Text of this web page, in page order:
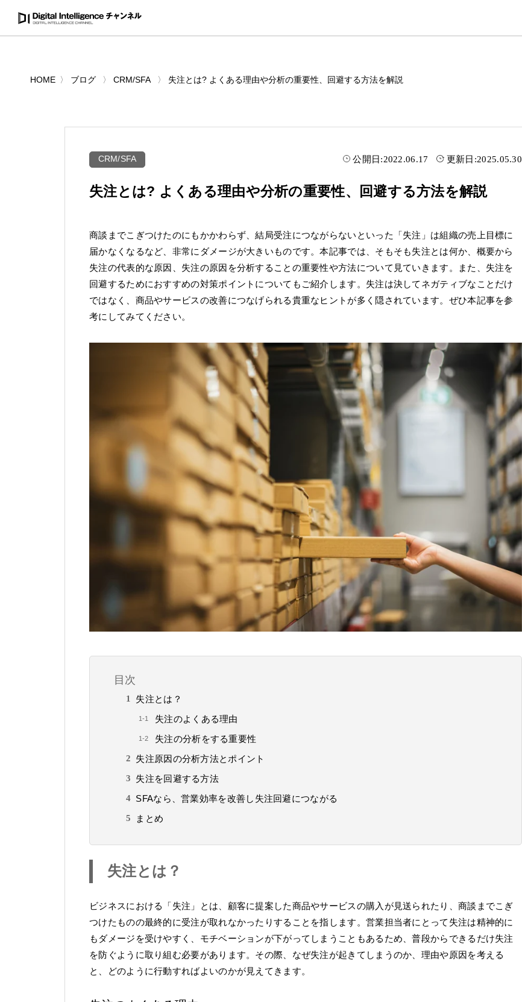
HOME ブログ CRM/SFA 失注とは? よくある理由や分析の重要性、回避する方法を解説
CRM/SFA 公開日:2022.06.17 更新日:2025.05.30
失注とは? よくある理由や分析の重要性、回避する方法を解説
商談までこぎつけたのにもかかわらず、結局受注につながらないといった「失注」は組織の売上目標に
届かなくなるなど、非常にダメージが大きいものです。本記事では、そもそも失注とは何か、概要から
失注の代表的な原因、失注の原因を分析することの重要性や方法について見ていきます。また、失注を
回避するためにおすすめの対策ポイントについてもご紹介します。失注は決してネガティブなことだけ
ではなく、商品やサービスの改善につなげられる貴重なヒントが多く隠されています。ぜひ本記事を参
考にしてみてください。
目次
失注とは？
失注のよくある理由
失注の分析をする重要性
失注原因の分析方法とポイント
失注を回避する方法
SFAなら、営業効率を改善し失注回避につながる
まとめ
失注とは？
ビジネスにおける「失注」とは、顧客に提案した商品やサービスの購入が見送られたり、商談までこぎ
つけたものの最終的に受注が取れなかったりすることを指します。営業担当者にとって失注は精神的に
もダメージを受けやすく、モチベーションが下がってしまうこともあるため、普段からできるだけ失注
を防ぐように取り組む必要があります。その際、なぜ失注が起きてしまうのか、理由や原因を考える
と、どのように行動すればよいのかが見えてきます。